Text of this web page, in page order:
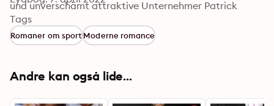
und unverschämt attraktive Unternehmer Patrick
darauf besteht, mit ihr auszugehen. Allerdings hat sie
unterschätzt, wie hartnäckig der millionenschwere
Geschäftsführer sein kann, wenn er etwas unbedingt
sie sich zu ihm hingezogen fühlt. Dann jedoch passiert
ein Unglück und sie verliert ihr Gedächtnis. Als Patrick
Tags
Romaner om sportModerne romance
Andre kan også lide...